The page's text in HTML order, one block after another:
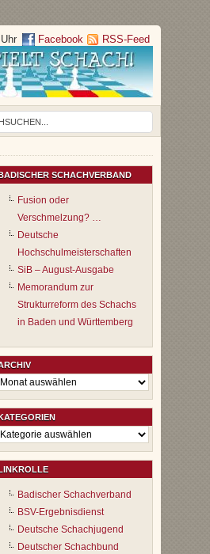
Facebook RSS-Feed
SCHACHVERBAND
Fusion oder
Verschmelzung? …
Deutsche
Hochschulmeisterschaften
SiB – August-Ausgabe
Memorandum zur
Strukturreform des Schachs
in Baden und Württemberg
Badischer Schachverband
BSV-Ergebnisdienst
Deutsche Schachjugend
Deutscher Schachbund